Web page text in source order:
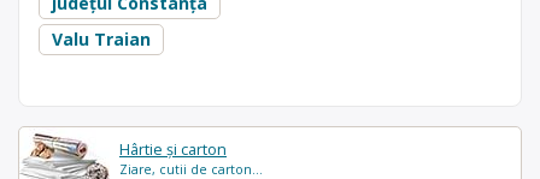
Hârtie și carton
Ziare, cutii de carton...
Valu Traian